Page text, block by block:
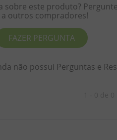
sobre este produto?
a outros compradores!
FAZER PERGUNTA
não possui Perguntas e